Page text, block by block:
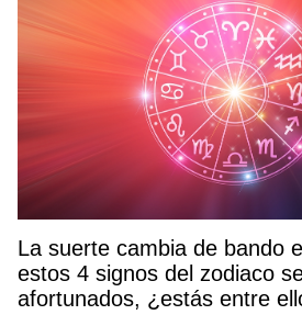
La suerte cambia de bando
estos 4 signos del zodiaco
afortunados, ¿estás entre